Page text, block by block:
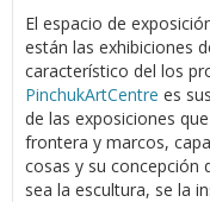
El espacio de
están las exhibiciones
característico del los
PinchukArtCentre es
de las exposiciones
frontera y marcos,
cosas y su concepción
sea la escultura, se la